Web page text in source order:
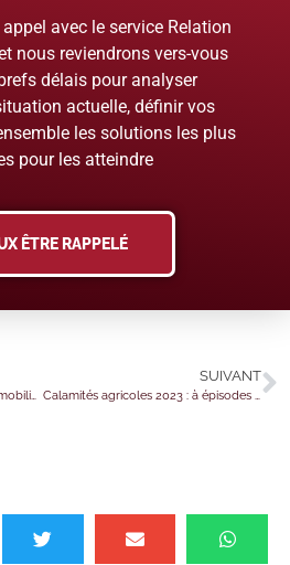
avec le service Relation
nous reviendrons vers-vous
délais pour analyser
actuelle, définir vos
les solutions les plus
pour les atteindre
ÊTRE RAPPELÉ
Garantie des vices cachés et immobilier : cas vécu…
SUIVANT
Calamités agricoles 2023 : à épisodes exceptionnels, indemnisation exceptionnelle